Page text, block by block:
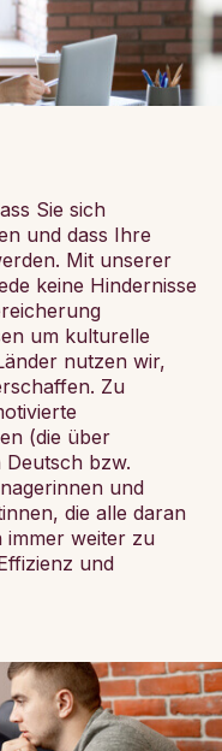
Sie sich
und dass Ihre
Mit unserer
keine Hindernisse
um kulturelle
nutzen wir,
Zu
(die über
Deutsch bzw.
und
die alle daran
immer weiter zu
und